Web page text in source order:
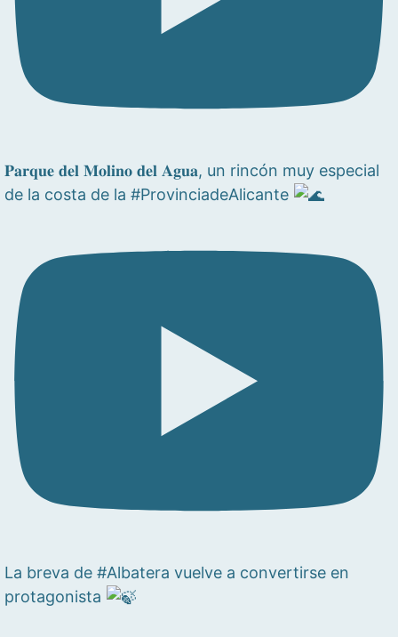
𝐏𝐚𝐫𝐪𝐮𝐞 𝐝𝐞𝐥 𝐌𝐨𝐥𝐢𝐧𝐨 𝐝𝐞𝐥 𝐀𝐠𝐮𝐚, un rincón muy especial
de la costa de la #ProvinciadeAlicante
La breva de #Albatera vuelve a convertirse en
protagonista